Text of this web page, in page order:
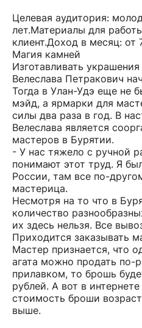
Целевая аудитория:
лет.Материалы для
клиент.Доход в месяц: от
Магия камней
Изготавливать
Велеслава Петракович
Тогда в Улан-Удэ еще не
мэйд, а ярмарки для
силы два раза в год. В
Велеслава является
мастеров в Бурятии.
- У нас тяжело с ручной
понимают этот труд. Я
России, там все по-
мастерица.
Несмотря на то что в
количество
их здесь нельзя. Все
Приходится заказывать
Мастер признается, что
агата можно продать по-
прилавком, то брошь
рублей. А вот в
стоимость броши
выше.